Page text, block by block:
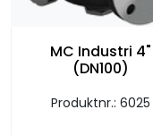
MC Industri 4"
(DN100)
Produktnr.: 6025